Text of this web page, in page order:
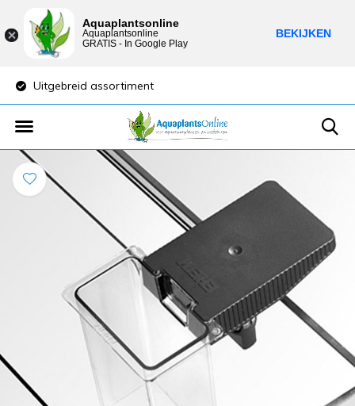
Uitgebreid assortiment
Aquaplantsonline
Aquaplantsonline
GRATIS - In Google Play
BEKIJKEN